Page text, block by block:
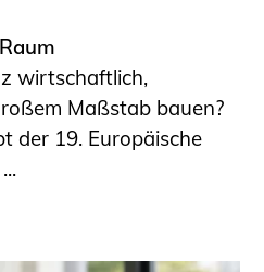
wirtschaftlich,
Maßstab bauen?
der 19. Europäische